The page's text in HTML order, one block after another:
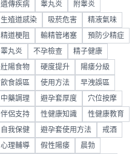
遺傳疾病 睾丸炎 附睾炎
生殖道感染 吸菸危害 精液氣味
精道梗阻 輸精管堵塞 預防少精症
睪丸炎 不孕檢查 精子健康
壯陽食物 硬度提升 陽痿分級
飲食誤區 使用方法 早洩誤區
中藥調理 避孕套厚度 穴位按摩
伴侶支持 性健康知識 性健康教育
自我保健 避孕套使用方法 戒酒
心理輔導 假性陽痿 晨勃